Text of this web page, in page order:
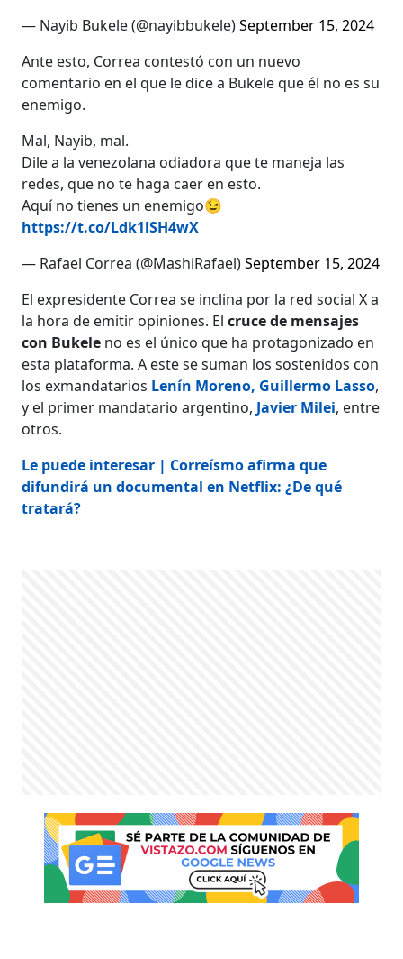
— Nayib Bukele (@nayibbukele)September 15, 2024
Ante esto, Correa contestó con un nuevo
comentario en el que le dice a Bukele que él no es su
enemigo.
Mal, Nayib, mal.
Dile a la venezolana odiadora que te maneja las
redes, que no te haga caer en esto.
Aquí no tienes un enemigo😉
https://t.co/Ldk1lSH4wX
— Rafael Correa (@MashiRafael)September 15, 2024
El expresidente Correa se inclina por la red social X a
la hora de emitir opiniones. Elcruce de mensajes
con Bukele no es el único que ha protagonizado en
esta plataforma. A este se suman los sostenidos con
los exmandatarios Lenín Moreno, Guillermo Lasso,
y el primer mandatario argentino, Javier Milei, entre
otros.
Le puede interesar | Correísmo afirma que
difundirá un documental en Netflix: ¿De qué
tratará?